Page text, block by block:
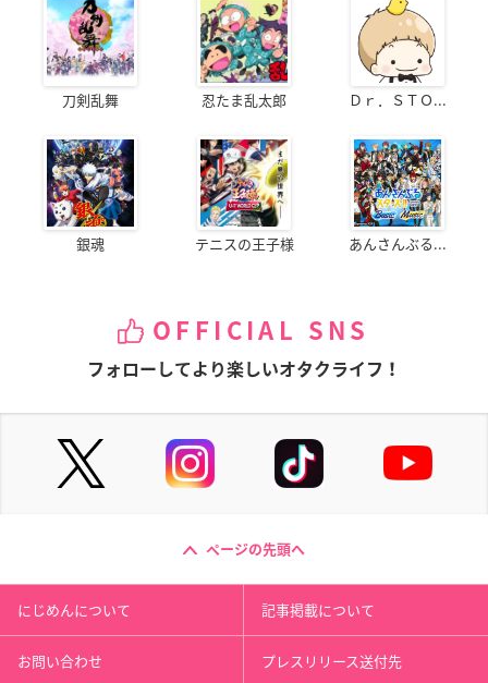
刀剣乱舞 忍たま乱太郎 Ｄｒ．ＳＴＯ...
銀魂 テニスの王子様 あんさんぶる...
OFFICIAL SNS
フォローしてより楽しいオタクライフ！
ページの先頭へ
にじめんについて 記事掲載について
お問い合わせ プレスリリース送付先